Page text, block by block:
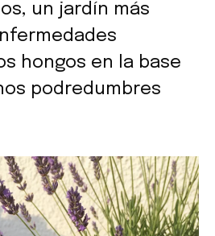
un jardín más
hongos en la base
podredumbres